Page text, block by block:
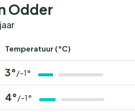
Odder
Temperatuur (°C)
3° /-1°
4° /-1°